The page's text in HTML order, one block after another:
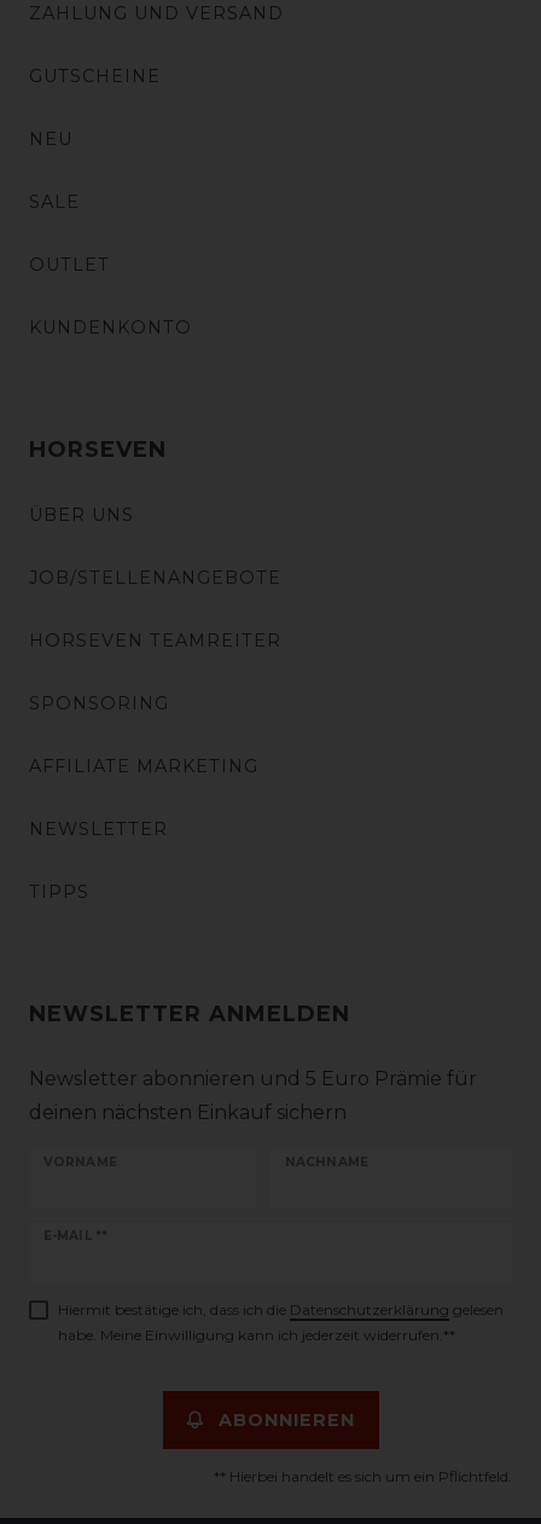
ZAHLUNG UND VERSAND
GUTSCHEINE
NEU
SALE
OUTLET
KUNDENKONTO
HORSEVEN
ÜBER UNS
JOB/STELLENANGEBOTE
HORSEVEN TEAMREITER
SPONSORING
AFFILIATE MARKETING
NEWSLETTER
TIPPS
NEWSLETTER ANMELDEN
Newsletter abonnieren und 5 Euro Prämie für
deinen nächsten Einkauf sichern
VORNAME NACHNAME
E-MAIL **
Newsletter
Hiermit bestätige ich, dass ich die Daten­schutz­erklärung gelesen
habe. Meine Einwilligung kann ich jederzeit widerrufen.**
ABONNIEREN
** Hierbei handelt es sich um ein Pflichtfeld.